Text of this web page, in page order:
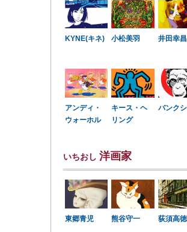
KYNE(キネ) 小松美羽 井田幸昌
アンディ・
ウォーホル
キース・ヘ
リング
バンク
いちおし 洋画家
東郷青児 熊谷守一 荻須高徳